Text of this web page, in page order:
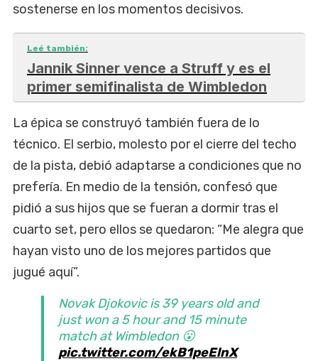
sostenerse en los momentos decisivos.
Leé también:
Jannik Sinner vence a Struff y es el
primer semifinalista de Wimbledon
La épica se construyó también fuera de lo
técnico. El serbio, molesto por el cierre del techo
de la pista, debió adaptarse a condiciones que no
prefería. En medio de la tensión, confesó que
pidió a sus hijos que se fueran a dormir tras el
cuarto set, pero ellos se quedaron: “Me alegra que
hayan visto uno de los mejores partidos que
jugué aquí”.
Novak Djokovic is 39 years old and
just won a 5 hour and 15 minute
match at Wimbledon 😮
pic.twitter.com/ekB1peElnX